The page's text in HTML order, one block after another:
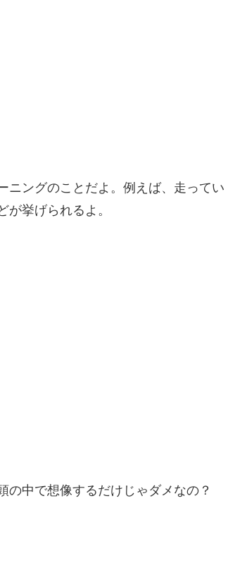
ニングのことだよ。例えば、走ってい
挙げられるよ。
の中で想像するだけじゃダメなの？